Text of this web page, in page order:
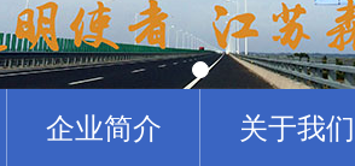
企业简介 关于我们